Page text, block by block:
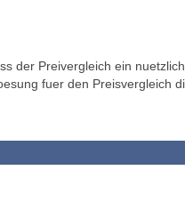
der Preivergleich ein
fuer den Preisvergleich